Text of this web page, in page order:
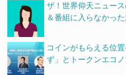
ザ！世界仰天ニュー
＆番組に入らなかっ
コインがもらえる位
ず」とトークンエコ